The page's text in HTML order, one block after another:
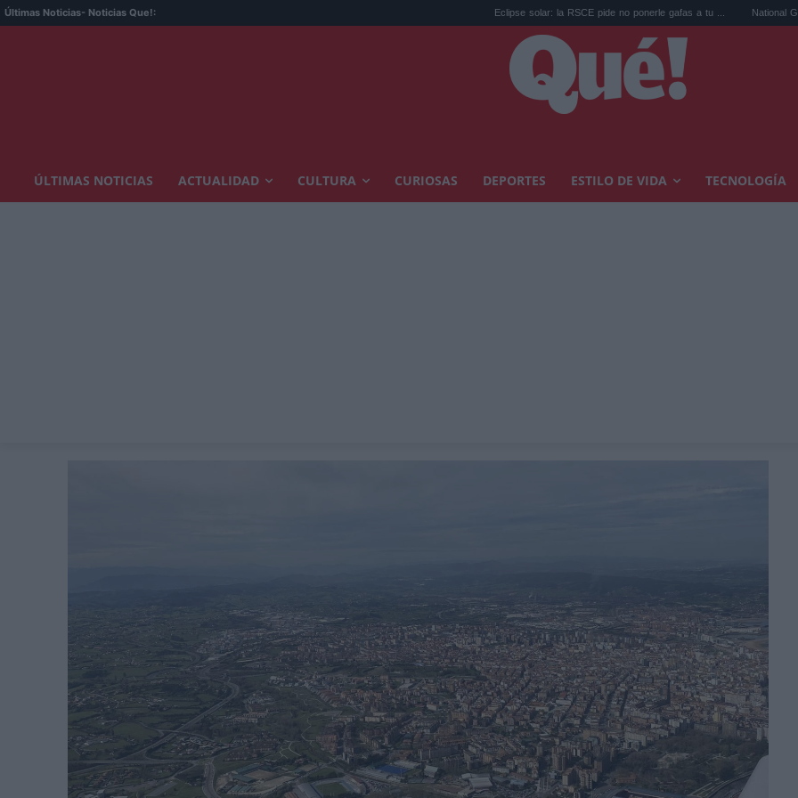
Últimas Noticias- Noticias Que!: Eclipse solar: la RSCE pide no ponerle gafas a tu ... National Geographic
ÚLTIMAS NOTICIAS ACTUALIDAD CULTURA CURIOSAS DEPORTES ESTILO DE VIDA TECNOLOGÍA